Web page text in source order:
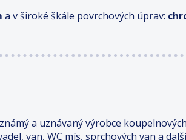
a v široké škále povrchových úprav:
a uznávaný výrobce
van, WC mís, sprchových van a